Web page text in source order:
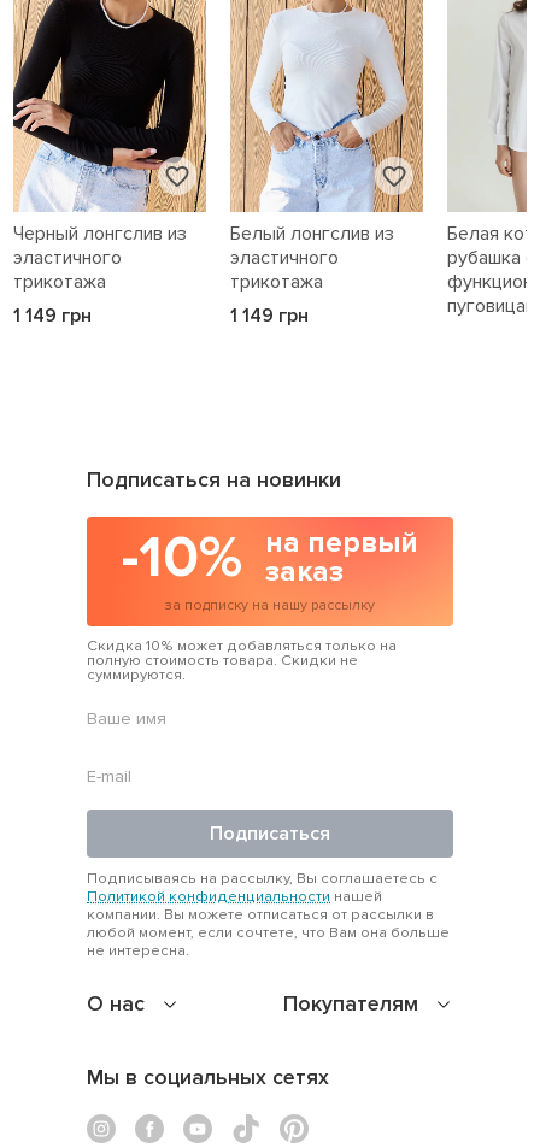
Черный лонгслив из
эластичного
трикотажа
1 149 грн
Белый лонгслив из
эластичного
трикотажа
1 149 грн
Белая
рубашка с
О нас Покупателям
Подписаться на новинки
-10%
на первый
заказ
за подписку на нашу рассылку
Скидка 10% может добавляться только на
полную стоимость товара. Скидки не
суммируются.
Подписаться
Подписываясь на рассылку, Вы соглашаетесь с
Политикой конфиденциальности нашей
компании. Вы можете отписаться от рассылки в
любой момент, если сочтете, что Вам она больше
не интересна.
Мы в социальных сетях